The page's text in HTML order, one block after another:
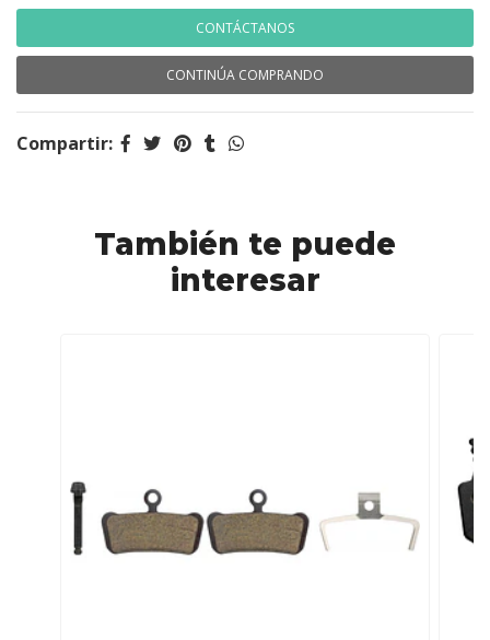
CONTÁCTANOS
CONTINÚA COMPRANDO
Compartir:
También te puede
interesar